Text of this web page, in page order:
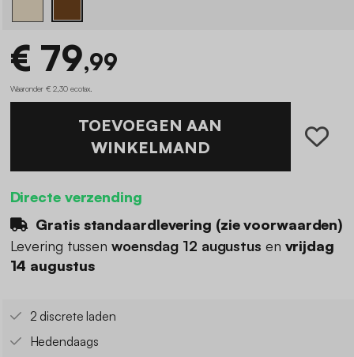
€ 79,99
Waaronder € 2,30 ecotax
TOEVOEGEN AAN
WINKELMAND
Directe verzending
Gratis standaardlevering (zie voorwaarden)
Levering tussen woensdag 12 augustus en vrijdag
14 augustus
2 discrete laden
Hedendaags